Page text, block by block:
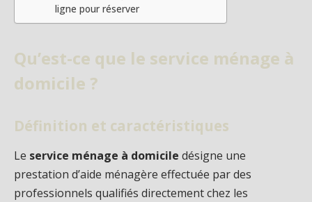
ligne pour réserver
Qu’est-ce que le service ménage à
domicile ?
Définition et caractéristiques
Le service ménage à domicile désigne une
prestation d’aide ménagère effectuée par des
professionnels qualifiés directement chez les